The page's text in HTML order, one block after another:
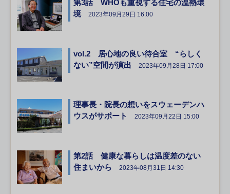
第3話 WHOも重視する住宅の温熱環
境
2023年09月29日 16:00
vol.2 居心地の良い待合室 “らしく
ない”空間が演出
2023年09月28日 17:00
理事長・院長の想いをスウェーデンハ
ウスがサポート
2023年09月22日 15:00
第2話 健康な暮らしは温度差のない
住まいから
2023年08月31日 14:30